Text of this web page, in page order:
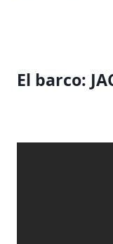
El barco: